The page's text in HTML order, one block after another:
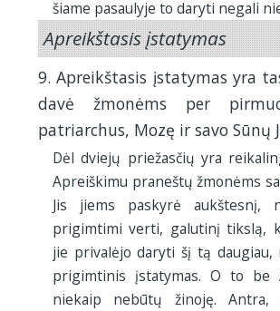
šiame pasaulyje to daryti negali
Apreikštasis įstatymas
9. Apreikštasis įstatymas yra
davė žmonėms per
patriarchus, Mozę ir savo Sūnų
Dėl dviejų priežasčių yra
Apreiškimu praneštų žmonėms
Jis jiems paskyrė aukštesnį,
prigimtimi verti, galutinį tikslą,
jie privalėjo daryti šį tą daugiau,
prigimtinis įstatymas. O to be
niekaip nebūtų žinoję. Antra,